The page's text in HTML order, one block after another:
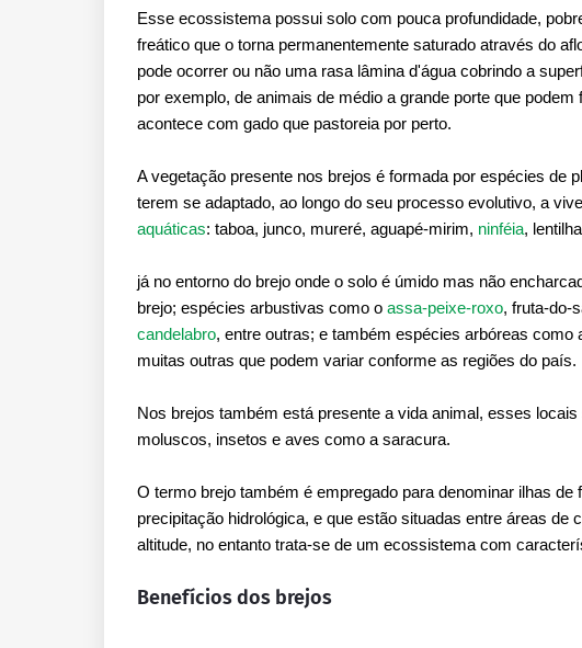
Esse ecossistema possui solo com pouca profundidade,
freático que o torna permanentemente saturado através do
pode ocorrer ou não uma rasa lâmina d'água cobrindo a
por exemplo, de animais de médio a grande porte que
acontece com gado que pastoreia por perto.
A vegetação presente nos brejos é formada por espécies
terem se adaptado, ao longo do seu processo evolutivo, a
aquáticas: taboa, junco, mureré, aguapé-mirim, ninféia,
já no entorno do brejo onde o solo é úmido mas não
brejo; espécies arbustivas como o assa-peixe-roxo, fruta-do-
candelabro, entre outras; e também espécies arbóreas como
muitas outras que podem variar conforme as regiões do país.
Nos brejos também está presente a vida animal, esses
moluscos, insetos e aves como a saracura.
O termo brejo também é empregado para denominar ilhas
precipitação hidrológica, e que estão situadas entre áreas
altitude, no entanto trata-se de um ecossistema com
Benefícios dos brejos